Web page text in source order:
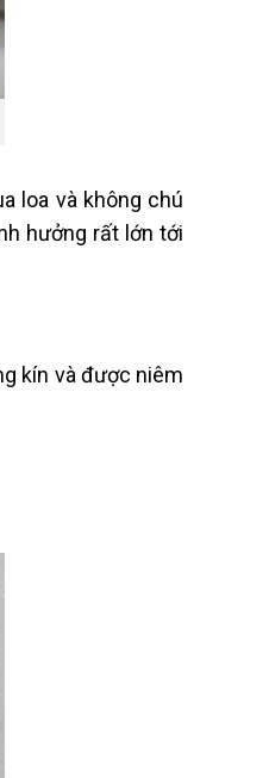
loa và không chú
hưởng rất lớn tới
kín và được niêm